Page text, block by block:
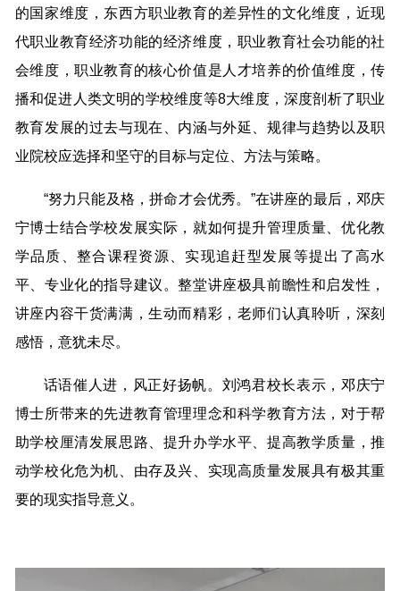
的国家维度，东西方职业教育的差异性的文化维度，近现
代职业教育经济功能的经济维度，职业教育社会功能的社
会维度，职业教育的核心价值是人才培养的价值维度，传
播和促进人类文明的学校维度等8大维度，深度剖析了职业
教育发展的过去与现在、内涵与外延、规律与趋势以及职
业院校应选择和坚守的目标与定位、方法与策略。
“努力只能及格，拼命才会优秀。”在讲座的最后，邓庆
宁博士结合学校发展实际，就如何提升管理质量、优化教
学品质、整合课程资源、实现追赶型发展等提出了高水
平、专业化的指导建议。整堂讲座极具前瞻性和启发性，
讲座内容干货满满，生动而精彩，老师们认真聆听，深刻
感悟，意犹未尽。
话语催人进，风正好扬帆。刘鸿君校长表示，邓庆宁
博士所带来的先进教育管理理念和科学教育方法，对于帮
助学校厘清发展思路、提升办学水平、提高教学质量，推
动学校化危为机、由存及兴、实现高质量发展具有极其重
要的现实指导意义。